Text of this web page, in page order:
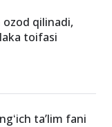
qilinadi,
toifasi
ta’lim fani